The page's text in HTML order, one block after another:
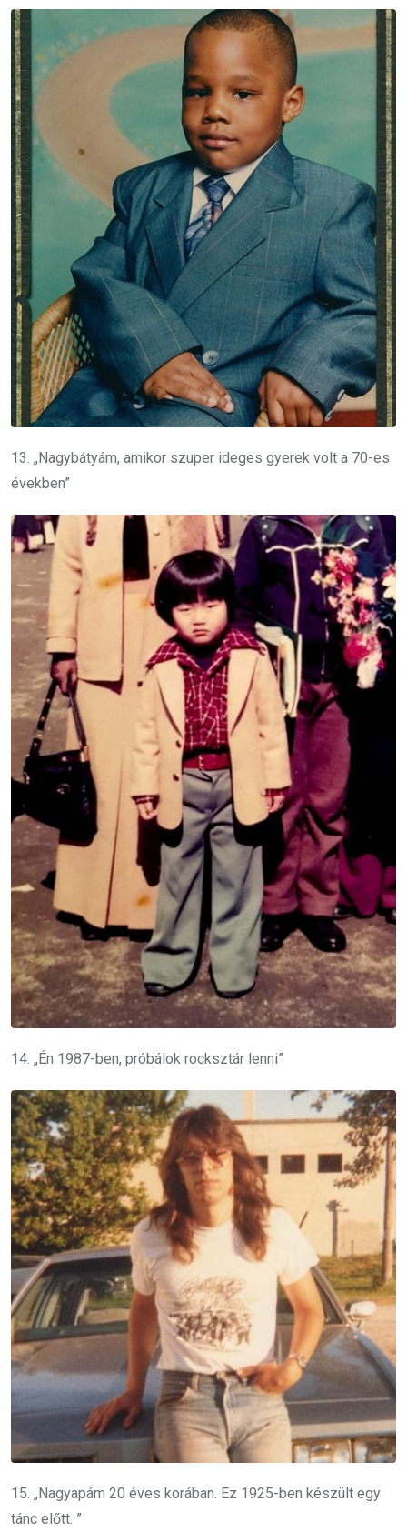
13. „Nagybátyám, amikor szuper ideges gyerek volt a 70-es
években”
14. „Én 1987-ben, próbálok rocksztár lenni”
15. „Nagyapám 20 éves korában. Ez 1925-ben készült egy
tánc előtt. ”